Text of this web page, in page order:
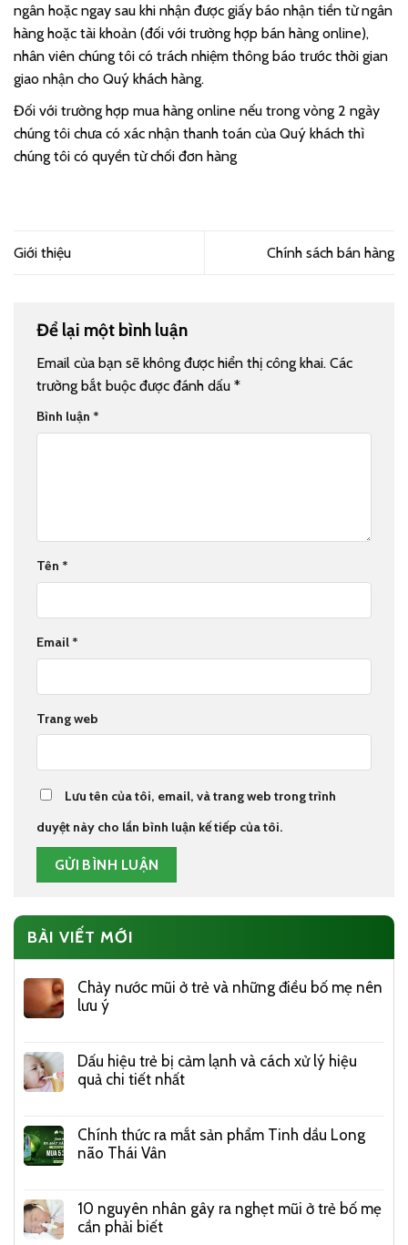
ngân hoặc ngay sau khi nhận được giấy báo nhận tiền từ ngân
hàng hoặc tài khoản (đối với trường hợp bán hàng online),
nhân viên chúng tôi có trách nhiệm thông báo trước thời gian
giao nhận cho Quý khách hàng.
Đối với trường hợp mua hàng online nếu trong vòng 2 ngày
chúng tôi chưa có xác nhận thanh toán của Quý khách thì
chúng tôi có quyền từ chối đơn hàng
Giới thiệu Chính sách bán hàng
Để lại một bình luận
Email của bạn sẽ không được hiển thị công khai. Các
trường bắt buộc được đánh dấu *
Bình luận *
Tên *
Email *
Trang web
Lưu tên của tôi, email, và trang web trong trình
duyệt này cho lần bình luận kế tiếp của tôi.
BÀI VIẾT MỚI
Chảy nước mũi ở trẻ và những điều bố mẹ nên
lưu ý
Dấu hiệu trẻ bị cảm lạnh và cách xử lý hiệu
quả chi tiết nhất
Chính thức ra mắt sản phẩm Tinh dầu Long
não Thái Vân
10 nguyên nhân gây ra nghẹt mũi ở trẻ bố mẹ
cần phải biết